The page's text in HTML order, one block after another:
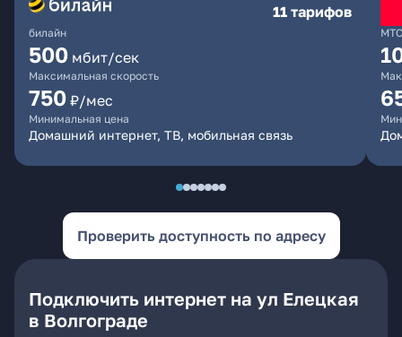
билайн
11 тарифов
500 мбит/сек
Максимальная скорость
750 ₽/мес
Минимальная цена
Домашний интернет, ТВ, мобильная связь
МТС
Проверить доступность по адресу
Подключить интернет на ул Елецкая
в Волгограде